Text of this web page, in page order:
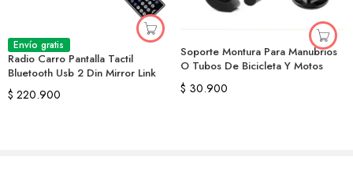
Envío gratis
Radio Carro Pantalla Tactil
Bluetooth Usb 2 Din Mirror Link
$ 220.900
Soporte Montura Para Manubrios
O Tubos De Bicicleta Y Motos
$ 30.900